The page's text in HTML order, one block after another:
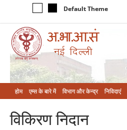
Default Theme
होम एम्‍स के बारे में विभाग और केन्‍द्र निविदाएं
विकिरण निदान